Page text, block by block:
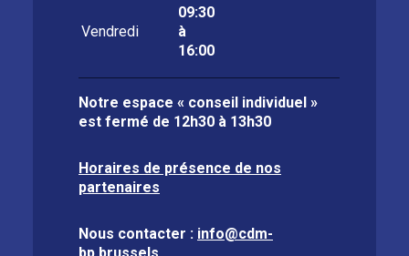
Vendredi
09:30
à
16:00
Notre espace « conseil individuel »
est fermé de 12h30 à 13h30
Horaires de présence de nos
partenaires
Nous contacter : info@cdm-